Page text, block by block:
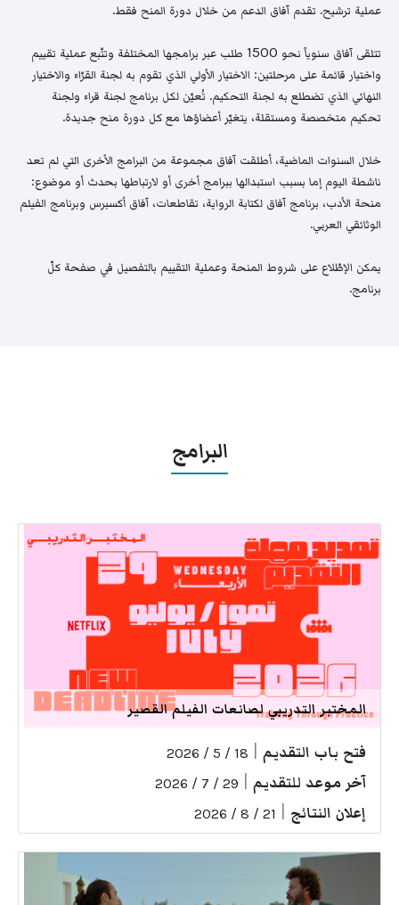
عملية ترشيح. تقدم آفاق الدعم من خلال دورة المنح فقط.
تتلقى آفاق سنوياً نحو 1500 طلب عبر برامجها المختلفة وتتّبع عملية تقييم
واختيار قائمة على مرحلتين: الاختيار الأولي الذي تقوم به لجنة القرّاء والاختيار
النهائي الذي تضطلع به لجنة التحكيم. تُعيّن لكل برنامج لجنة قراء ولجنة
تحكيم متخصصة ومستقلة، يتغيّر أعضاؤها مع كل دورة منح جديدة.
خلال السنوات الماضية، أطلقت آفاق مجموعة من البرامج الأخرى التي لم تعد
ناشطة اليوم إما بسبب استبدالها ببرامج أخرى أو لارتباطها بحدث أو موضوع:
منحة الأدب، برنامج آفاق لكتابة الرواية، تقاطعات، آفاق أكسبرس وبرنامج الفيلم
الوثائقي العربي.
يمكن الإطّلاع على شروط المنحة وعملية التقييم بالتفصيل في صفحة كلّ
برنامج.
البرامج
المختبر التدريبي لصانعات الفيلم القصير
فتح باب التقديم 18 / 5 / 2026
آخر موعد للتقديم 29 / 7 / 2026
إعلان النتائج 21 / 8 / 2026